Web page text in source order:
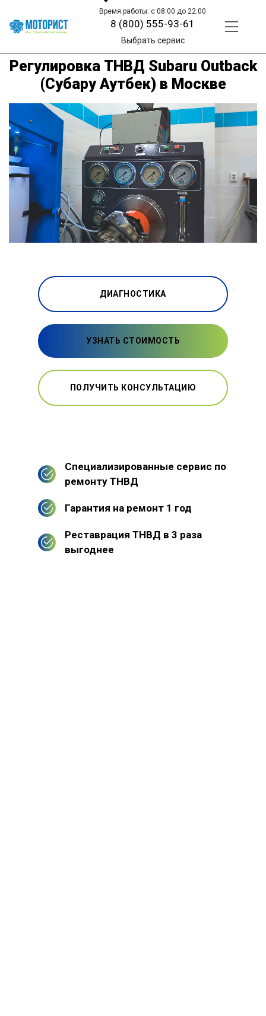
Время работы: с 08:00 до 22:00
8 (800) 555-93-61
Выбрать сервис
Регулировка ТНВД Subaru Outback
(Субару Аутбек) в Москве
ДИАГНОСТИКА
УЗНАТЬ СТОИМОСТЬ
ПОЛУЧИТЬ КОНСУЛЬТАЦИЮ
Специализированные сервис по
ремонту ТНВД
Гарантия на ремонт 1 год
Реставрация ТНВД в 3 раза
выгоднее